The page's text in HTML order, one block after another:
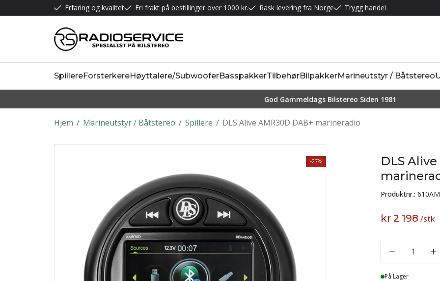
Erfaring og kvalitet Fri frakt på bestillinger over 1000 kr. Rask levering fra Norge Trygg handel
SpillereForsterkereHøyttalere/SubwooferBasspakkerTilbehørBilpakkerMarineutstyr / Båtstereo
God Gammeldags Bilstereo Siden 1981
/
Hjem /
Marineutstyr / Båtstereo /
Spillere DLS Alive AMR30D DAB+ marineradio
-27%
DLS
Produktnr.:
kr 2 198 /stk
1
Lager
På Lager